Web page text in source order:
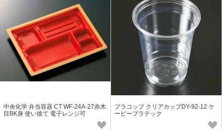
中央化学 弁当容器 CT WF-24A-27赤木
目BK身 使い捨て 電子レンジ可
プラコップ クリアカップDY-92-12 ケ
ーピープラテック